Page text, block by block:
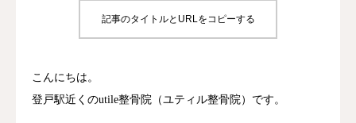
記事のタイトルとURLをコピーする
こんにちは。
登戸駅近くのutile整骨院（ユティル整骨院）です。
良くある質問